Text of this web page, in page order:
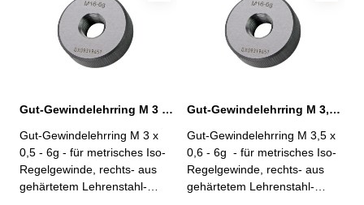
Gut-Gewindelehrring M 3 x 0,5 - 6g DIN 13
Gut-Gewindelehrring M 3 x
0,5 - 6g - für metrisches Iso-
Regelgewinde, rechts- aus
gehärtetem Lehrenstahl-
Gut-Gewindelehrring M 3,5 x 0,6 - 6g DIN 13
Gut-Gewindelehrring M 3,5 x
0,6 - 6g - für metrisches Iso-
Regelgewinde, rechts- aus
gehärtetem Lehrenstahl-